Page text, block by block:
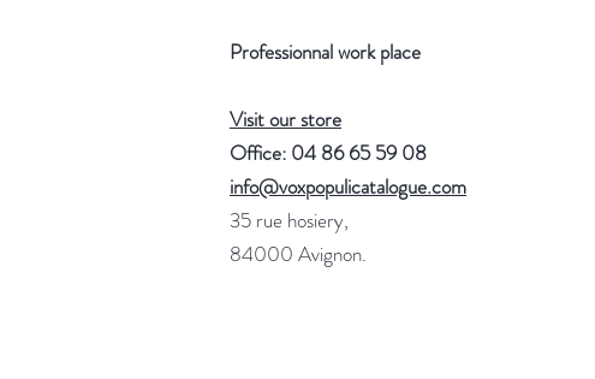
Professionnal work place
Visit our store
Office: 04 86 65 59 08
info@voxpopulicatalogue.com
35 rue hosiery,
84000 Avignon.